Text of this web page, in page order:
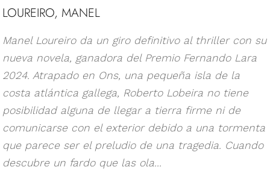
LOUREIRO, MANEL
Manel Loureiro da un giro definitivo al thriller con su
nueva novela, ganadora del Premio Fernando Lara
2024. Atrapado en Ons, una pequeña isla de la
costa atlántica gallega, Roberto Lobeira no tiene
posibilidad alguna de llegar a tierra firme ni de
comunicarse con el exterior debido a una tormenta
que parece ser el preludio de una tragedia. Cuando
descubre un fardo que las ola...